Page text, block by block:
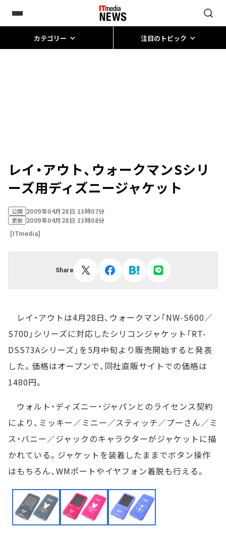
カテゴリー 注目のトピック
レイ・アウト、ウォークマンSシリ
ーズ用ディズニージャケット
公開 2009年04月28日 13時07分
更新 2009年04月28日 13時08分
[ITmedia]
Share
レイ・アウトは4月28日、ウォークマン「NW-S600／
S700」シリーズに対応したシリコンジャケット「RT-
DSS73Aシリーズ」を5月中旬より販売開始すると発表
した。価格はオープンで、同社直販サイトでの価格は
1480円。
ウォルト・ディズニー・ジャパンとのライセンス契約
により、ミッキー／ミニー／スティッチ／プーさん／ミ
ス・バニー／ジャックのキャラクターがジャケットに描
かれている。ジャケットを装着したままでボタン操作
はもちろん、WMポートやイヤフォン着脱も行える。